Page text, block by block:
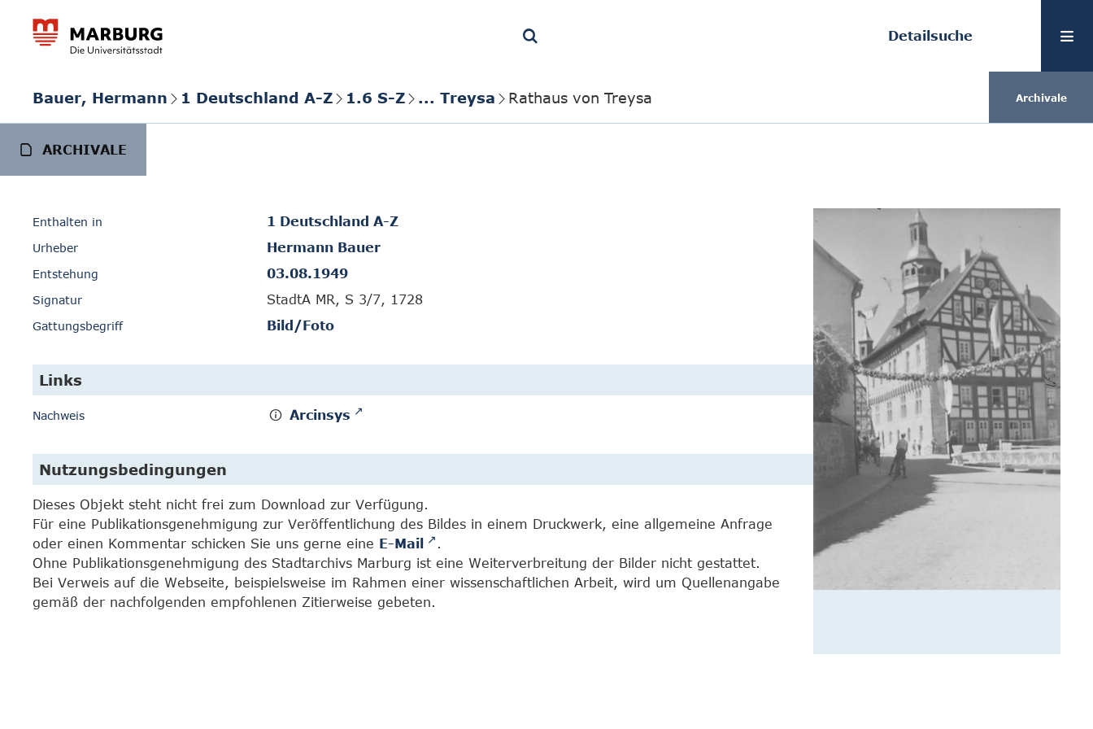
Detailsuche
Bauer, Hermann 1 Deutschland A-Z 1.6 S-Z ... Treysa Rathaus von Treysa Archivale
ARCHIVALE
Enthalten in 1 Deutschland A-Z
Urheber Hermann Bauer
Entstehung 03.08.1949
Signatur StadtA MR, S 3/7, 1728
Gattungsbegriff Bild/Foto
Links
Nachweis Arcinsys
Nutzungsbedingungen
Dieses Objekt steht nicht frei zum Download zur Verfügung.
Für eine Publikationsgenehmigung zur Veröffentlichung des Bildes in einem Druckwerk, eine allgemeine Anfrage
oder einen Kommentar schicken Sie uns gerne eine E-Mail
.
Ohne Publikationsgenehmigung des Stadtarchivs Marburg ist eine Weiterverbreitung der Bilder nicht gestattet.
Bei Verweis auf die Webseite, beispielsweise im Rahmen einer wissenschaftlichen Arbeit, wird um Quellenangabe
gemäß der nachfolgenden empfohlenen Zitierweise gebeten.